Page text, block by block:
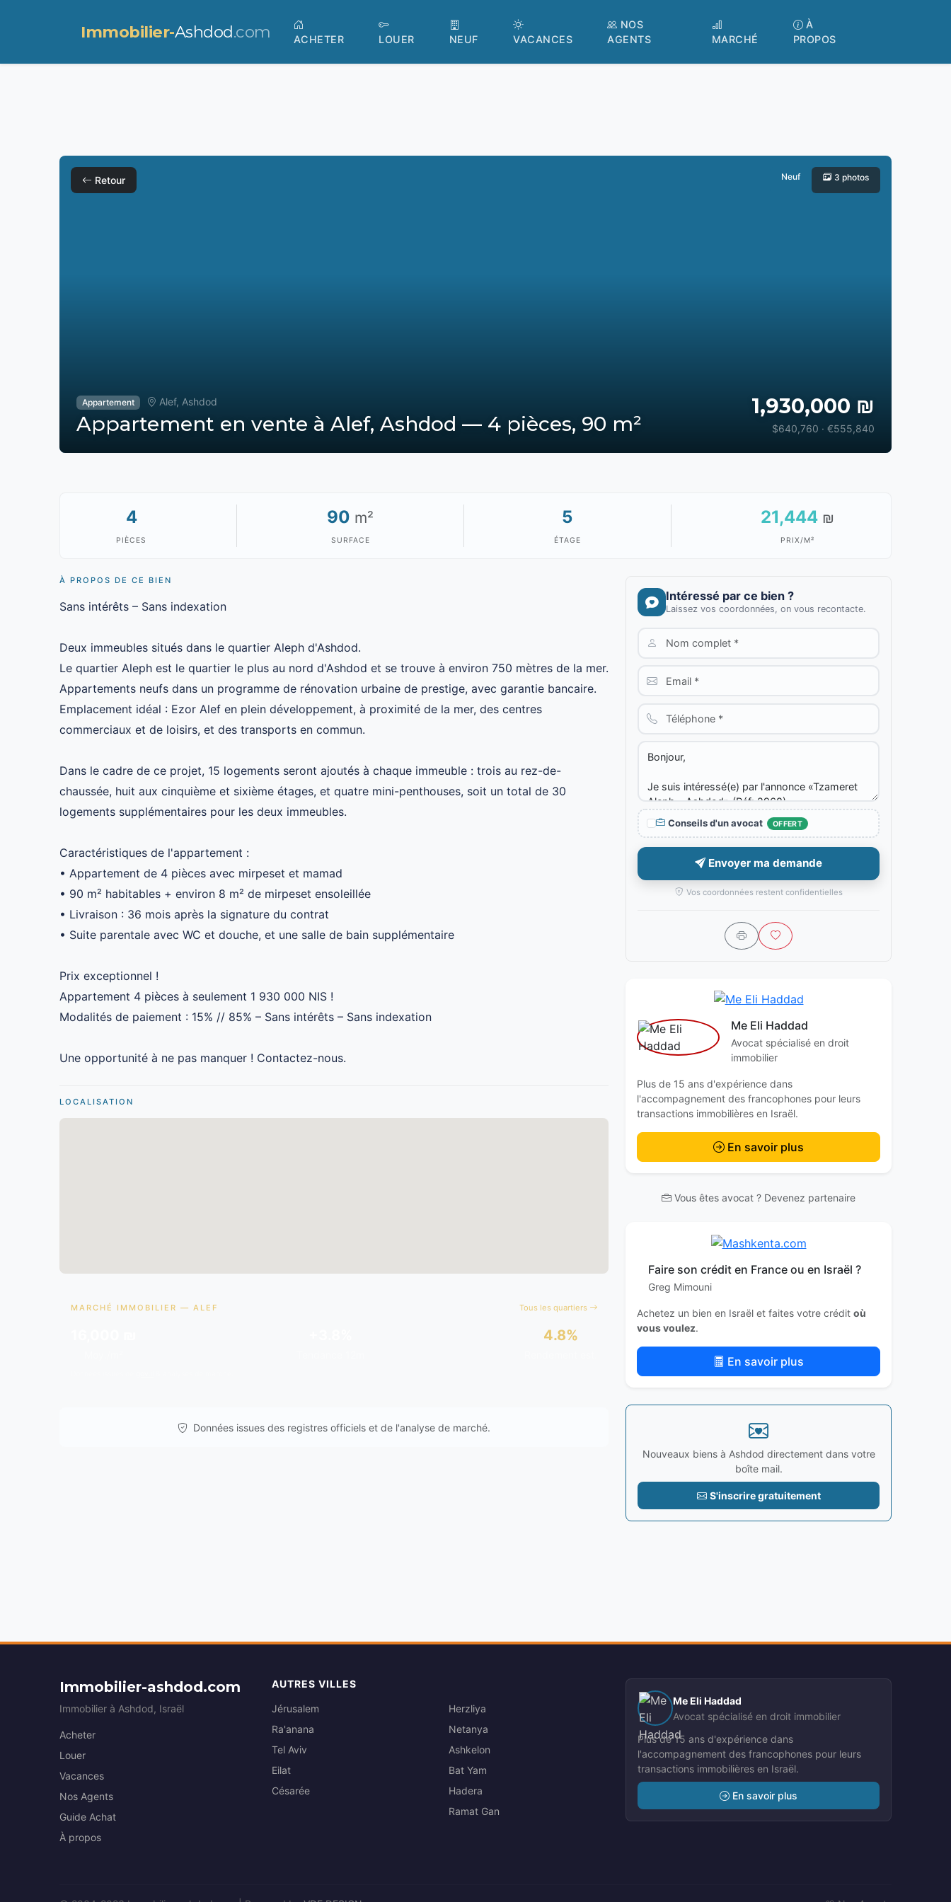
Immobilier-Ashdod.com ACHETER LOUER NEUF VACANCES
NOS
AGENTS
MARCHÉ
À
PROPOS
Retour Neuf 3 photos
Appartement Alef, Ashdod
Appartement en vente à Alef, Ashdod — 4 pièces, 90 m²
1,930,000 ₪
$640,760 · €555,840
4
PIÈCES
90 m²
SURFACE
5
ÉTAGE
21,444 ₪
PRIX/M²
À PROPOS DE CE BIEN
Sans intérêts – Sans indexation
Deux immeubles situés dans le quartier Aleph d'Ashdod.
Le quartier Aleph est le quartier le plus au nord d'Ashdod et se trouve à environ 750 mètres de la mer.
Appartements neufs dans un programme de rénovation urbaine de prestige, avec garantie bancaire.
Emplacement idéal : Ezor Alef en plein développement, à proximité de la mer, des centres
commerciaux et de loisirs, et des transports en commun.
Dans le cadre de ce projet, 15 logements seront ajoutés à chaque immeuble : trois au rez-de-
chaussée, huit aux cinquième et sixième étages, et quatre mini-penthouses, soit un total de 30
logements supplémentaires pour les deux immeubles.
Caractéristiques de l'appartement :
• Appartement de 4 pièces avec mirpeset et mamad
• 90 m² habitables + environ 8 m² de mirpeset ensoleillée
• Livraison : 36 mois après la signature du contrat
• Suite parentale avec WC et douche, et une salle de bain supplémentaire
Prix exceptionnel !
Appartement 4 pièces à seulement 1 930 000 NIS !
Modalités de paiement : 15% // 85% – Sans intérêts – Sans indexation
Une opportunité à ne pas manquer ! Contactez-nous.
LOCALISATION
MARCHÉ IMMOBILIER — ALEF Tous les quartiers
4.8%
Données issues des registres officiels et de l'analyse de marché.
Intéressé par ce bien ?
Laissez vos coordonnées, on vous recontacte.
Conseils d'un avocat OFFERT
Envoyer ma demande
Vos coordonnées restent confidentielles
Me Eli Haddad
Avocat spécialisé en droit
immobilier
Plus de 15 ans d'expérience dans
l'accompagnement des francophones pour leurs
transactions immobilières en Israël.
En savoir plus
Vous êtes avocat ? Devenez partenaire
Faire son crédit en France ou en Israël ?
Greg Mimouni
Achetez un bien en Israël et faites votre crédit où
vous voulez.
En savoir plus
Nouveaux biens à Ashdod directement dans votre
boîte mail.
S'inscrire gratuitement
Immobilier-ashdod.com
Immobilier à Ashdod, Israël
Acheter
Louer
Vacances
Nos Agents
Guide Achat
À propos
AUTRES VILLES
Jérusalem
Ra'anana
Tel Aviv
Eilat
Césarée
Herzliya
Netanya
Ashkelon
Bat Yam
Hadera
Ramat Gan
Me Eli Haddad
Avocat spécialisé en droit immobilier
Plus de 15 ans d'expérience dans
l'accompagnement des francophones pour leurs
transactions immobilières en Israël.
En savoir plus